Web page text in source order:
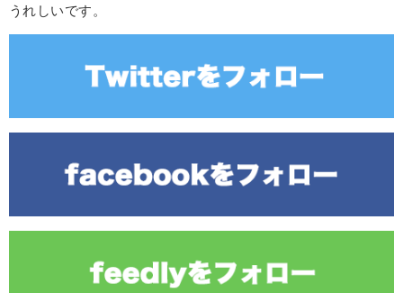
うれしいです。